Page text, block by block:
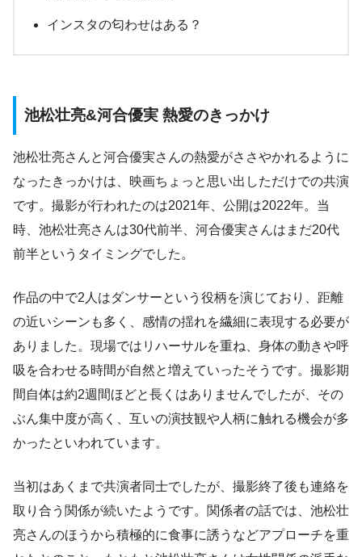
インスタの匂わせはある？
池松壮亮&河合優実 熱愛のきっかけ
池松壮亮さんと河合優実さんの熱愛がささやかれるように
なったきっかけは、映画ちょっと思い出しただけでの共演
です。撮影が行われたのは2021年、公開は2022年。当
時、池松壮亮さんは30代前半、河合優実さんはまだ20代
前半というタイミングでした。
作品の中で2人はダンサーという役柄を演じており、距離
の近いシーンも多く、感情の揺れを繊細に表現する必要が
ありました。現場ではリハーサルを重ね、身体の動きや呼
吸を合わせる時間が自然と増えていったそうです。撮影期
間自体は約2週間ほどと長くはありませんでしたが、その
ぶん集中度が高く、互いの演技観や人柄に触れる機会が多
かったといわれています。
当初はあくまで共演者同士でしたが、撮影終了後も連絡を
取り合う関係が続いたようです。関係者の話では、池松壮
亮さんのほうから積極的に食事に誘うなどアプローチを重